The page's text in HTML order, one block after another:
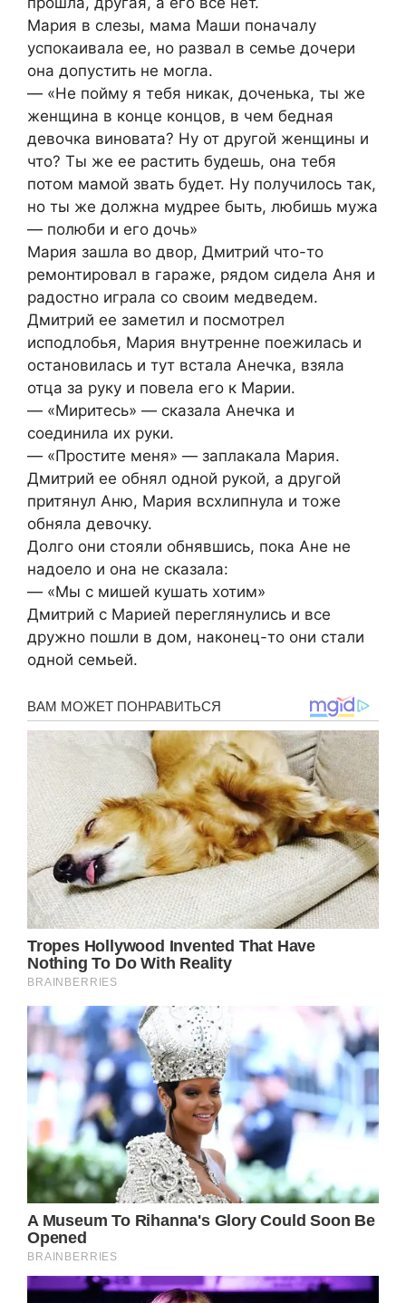
Мария в слезы, мама Маши поначалу
успокаивала ее, но развал в семье дочери
она допустить не могла.
— «Не пойму я тебя никак, доченька, ты же
женщина в конце концов, в чем бедная
девочка виновата? Ну от другой женщины и
что? Ты же ее растить будешь, она тебя
потом мамой звать будет. Ну получилось так,
но ты же должна мудрее быть, любишь мужа
— полюби и его дочь»
Мария зашла во двор, Дмитрий что-то
ремонтировал в гараже, рядом сидела Аня и
радостно играла со своим медведем.
Дмитрий ее заметил и посмотрел
исподлобья, Мария внутренне поежилась и
остановилась и тут встала Анечка, взяла
отца за руку и повела его к Марии.
— «Миритесь» — сказала Анечка и
соединила их руки.
— «Простите меня» — заплакала Мария.
Дмитрий ее обнял одной рукой, а другой
притянул Аню, Мария всхлипнула и тоже
обняла девочку.
Долго они стояли обнявшись, пока Ане не
надоело и она не сказала:
— «Мы с мишей кушать хотим»
Дмитрий с Марией переглянулись и все
дружно пошли в дом, наконец-то они стали
одной семьей.